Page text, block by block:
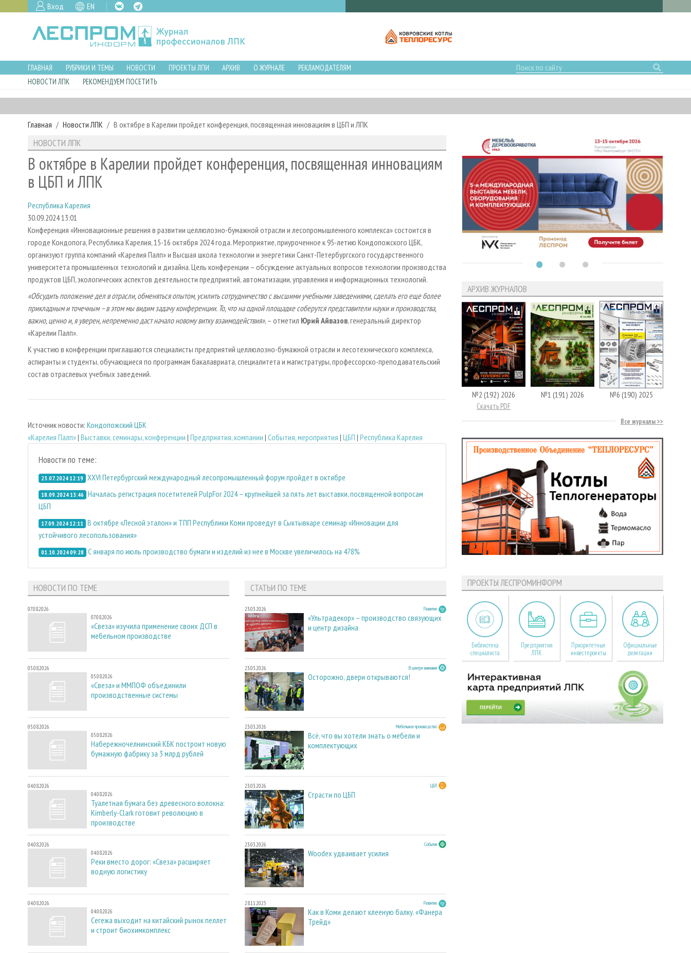
Вход EN
ГЛАВНАЯ РУБРИКИ И ТЕМЫ НОВОСТИ ПРОЕКТЫ ЛПИ АРХИВ О ЖУРНАЛЕ
РЕКЛАМОДАТЕЛЯМ
НОВОСТИ ЛПК
РЕКОМЕНДУЕМ ПОСЕТИТЬ
Главная Новости ЛПК В октябре в Карелии пройдет конференция, посвященная инновациям в ЦБП и ЛПК
НОВОСТИ ЛПК
В октябре в Карелии пройдет конференция, посвященная инновациям
в ЦБП и ЛПК
Республика Карелия
30.09.2024 13:01
Конференция «Инновационные решения в развитии целлюлозно-бумажной отрасли и лесопромышленного комплекса» состоится в
городе Кондопога, Республика Карелия, 15-16 октября 2024 года. Мероприятие, приуроченное к 95-летию Кондопожского ЦБК,
организуют группа компаний «Карелия Палп» и Высшая школа технологии и энергетики Санкт-Петербургского государственного
университета промышленных технологий и дизайна. Цель конференции – обсуждение актуальных вопросов технологии производства
продуктов ЦБП, экологических аспектов деятельности предприятий, автоматизации, управления и информационных технологий.
«Обсудить положение дел в отрасли, обменяться опытом, усилить сотрудничество с высшими учебными заведениями, сделать его еще более
прикладным и точечным – в этом мы видим задачу конференции. То, что на одной площадке соберутся представители науки и производства,
важно, ценно и, я уверен, непременно даст начало новому витку взаимодействия», – отметил Юрий Айвазов, генеральный директор
«Карелии Палп».
К участию в конференции приглашаются специалисты предприятий целлюлозно-бумажной отрасли и лесотехнического комплекса,
аспиранты и студенты, обучающиеся по программам бакалавриата, специалитета и магистратуры, профессорско-преподавательский
состав отраслевых учебных заведений.
Источник новости: Кондопожский ЦБК
«Карелия Палп»| Выставки, семинары, конференции | Предприятия, компании | События, мероприятия | ЦБП | Республика Карелия
Новости по теме:
23.07.2024 12:19 XXVI Петербургский международный лесопромышленный форум пройдет в октябре
18.09.2024 13:46 Началась регистрация посетителей PulpFor 2024 – крупнейшей за пять лет выставки, посвященной вопросам
ЦБП
17.09.2024 12:11 В октябре «Лесной эталон» и ТПП Республики Коми проведут в Сыктывкаре семинар «Инновации для
устойчивого лесопользования»
01.10.2024 09:28 С января по июль производство бумаги и изделий из нее в Москве увеличилось на 478%
НОВОСТИ ПО ТЕМЕ
07.08.2026
07.08.2026
«Свеза» изучила применение своих ДСП в
мебельном производстве
05.08.2026
05.08.2026
«Свеза» и ММПОФ объединили
производственные системы
05.08.2026
05.08.2026
Набережночелнинский КБК построит новую
бумажную фабрику за 3 млрд рублей
04.08.2026
04.08.2026
Туалетная бумага без древесного волокна:
Kimberly-Clark готовит революцию в
производстве
04.08.2026
04.08.2026
Реки вместо дорог: «Свеза» расширяет
водную логистику
04.08.2026
04.08.2026
Сегежа выходит на китайский рынок пеллет
и строит биохимкомплекс
СТАТЬИ ПО ТЕМЕ
23.03.2026 Развитие
«Ультрадекор» – производство связующих
и центр дизайна
23.03.2026 В центре внимания
Осторожно, двери открываются!
23.03.2026 Мебельное производство
Всё, что вы хотели знать о мебели и
комплектующих
23.03.2026 ЦБП
Страсти по ЦБП
23.03.2026 События
Woodex удваивает усилия
28.11.2025 Развитие
Как в Коми делают клееную балку. «Фанера
Трейд»
АРХИВ ЖУРНАЛОВ
№2 (192) 2026
Скачать PDF
№1 (191) 2026 №6 (190) 2025
Все журналы
ПРОЕКТЫ ЛЕСПРОМИНФОРМ
Библиотека
специалиста
Предприятия
ЛПК
Приоритетные
инвестпроекты
Официальные
делегации